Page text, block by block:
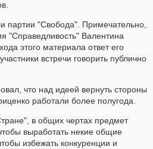
партии "Свобода". Примечательно,
"Справедливость" Валентина
этого материала ответ его
встречи говорить публично
что над идеей вернуть стороны
работали более полугода.
в общих чертах предмет
выработать некие общие
избежать конкуренции и